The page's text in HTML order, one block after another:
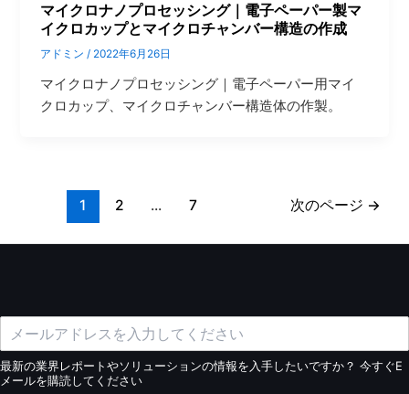
マイクロナノプロセッシング｜電子ペーパー製マ
イクロカップとマイクロチャンバー構造の作成
アドミン/ 2022年6月26日
マイクロナノプロセッシング｜電子ペーパー用マイ
クロカップ、マイクロチャンバー構造体の作製。
1 2 ... 7 次のページ →
最新の業界レポートやソリューションの情報を入手したいですか？ 今すぐE
メールを購読してください